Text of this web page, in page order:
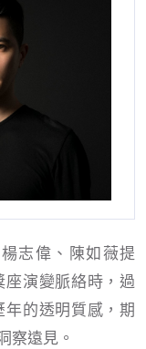
志偉、陳如薇提
演變脈絡時，過
的透明質感，期
察遠見。